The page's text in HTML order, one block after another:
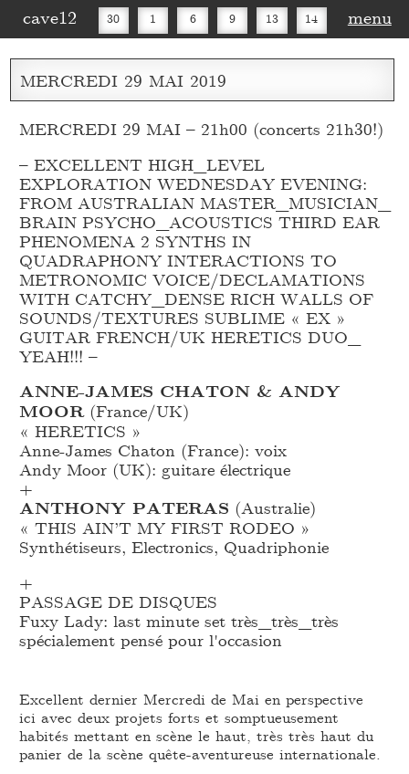
cave12 30 1 6 9 13 14
16 20 27 30
menu
MERCREDI 29 MAI 2019
MERCREDI 29 MAI – 21h00 (concerts 21h30!)
– EXCELLENT HIGH_LEVEL
EXPLORATION WEDNESDAY EVENING:
FROM AUSTRALIAN MASTER_MUSICIAN_
BRAIN PSYCHO_ ACOUSTICS THIRD EAR
PHENOMENA 2 SYNTHS IN
QUADRAPHONY INTERACTIONS TO
METRONOMIC VOICE/DECLAMATIONS
WITH CATCHY_DENSE RICH WALLS OF
SOUNDS/TEXTURES SUBLIME « EX »
GUITAR FRENCH/UK HERETICS DUO_
YEAH!!! –
ANNE-JAMES CHATON & ANDY
MOOR(France/UK)
« HERETICS »
Anne-James Chaton (France): voix
Andy Moor (UK): guitare électrique
+
ANTHONY PATERAS (Australie)
« THIS AIN’T MY FIRST RODEO »
Synthétiseurs, Electronics, Quadriphonie
+
PASSAGE DE DISQUES
Fuxy Lady: last minute set très_très_très
spécialement pensé pour l'occasion
Excellent dernier Mercredi de Mai en perspective
ici avec deux projets forts et somptueusement
habités mettant en scène le haut, très très haut du
panier de la scène quête-aventureuse internationale.